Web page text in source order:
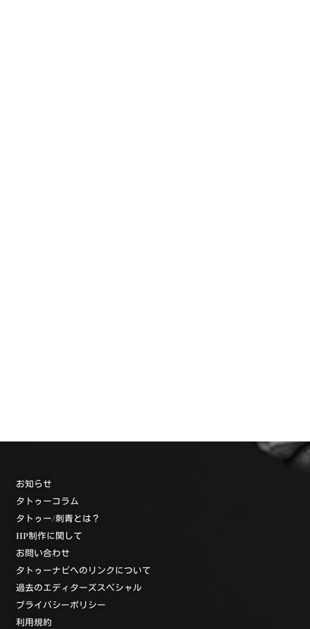
お知らせ
タトゥーコラム
タトゥー/刺青とは？
HP制作に関して
お問い合わせ
タトゥーナビへのリンクについて
過去のエディターズスペシャル
プライバシーポリシー
利用規約